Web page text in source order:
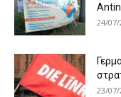
24/07/
23/07/